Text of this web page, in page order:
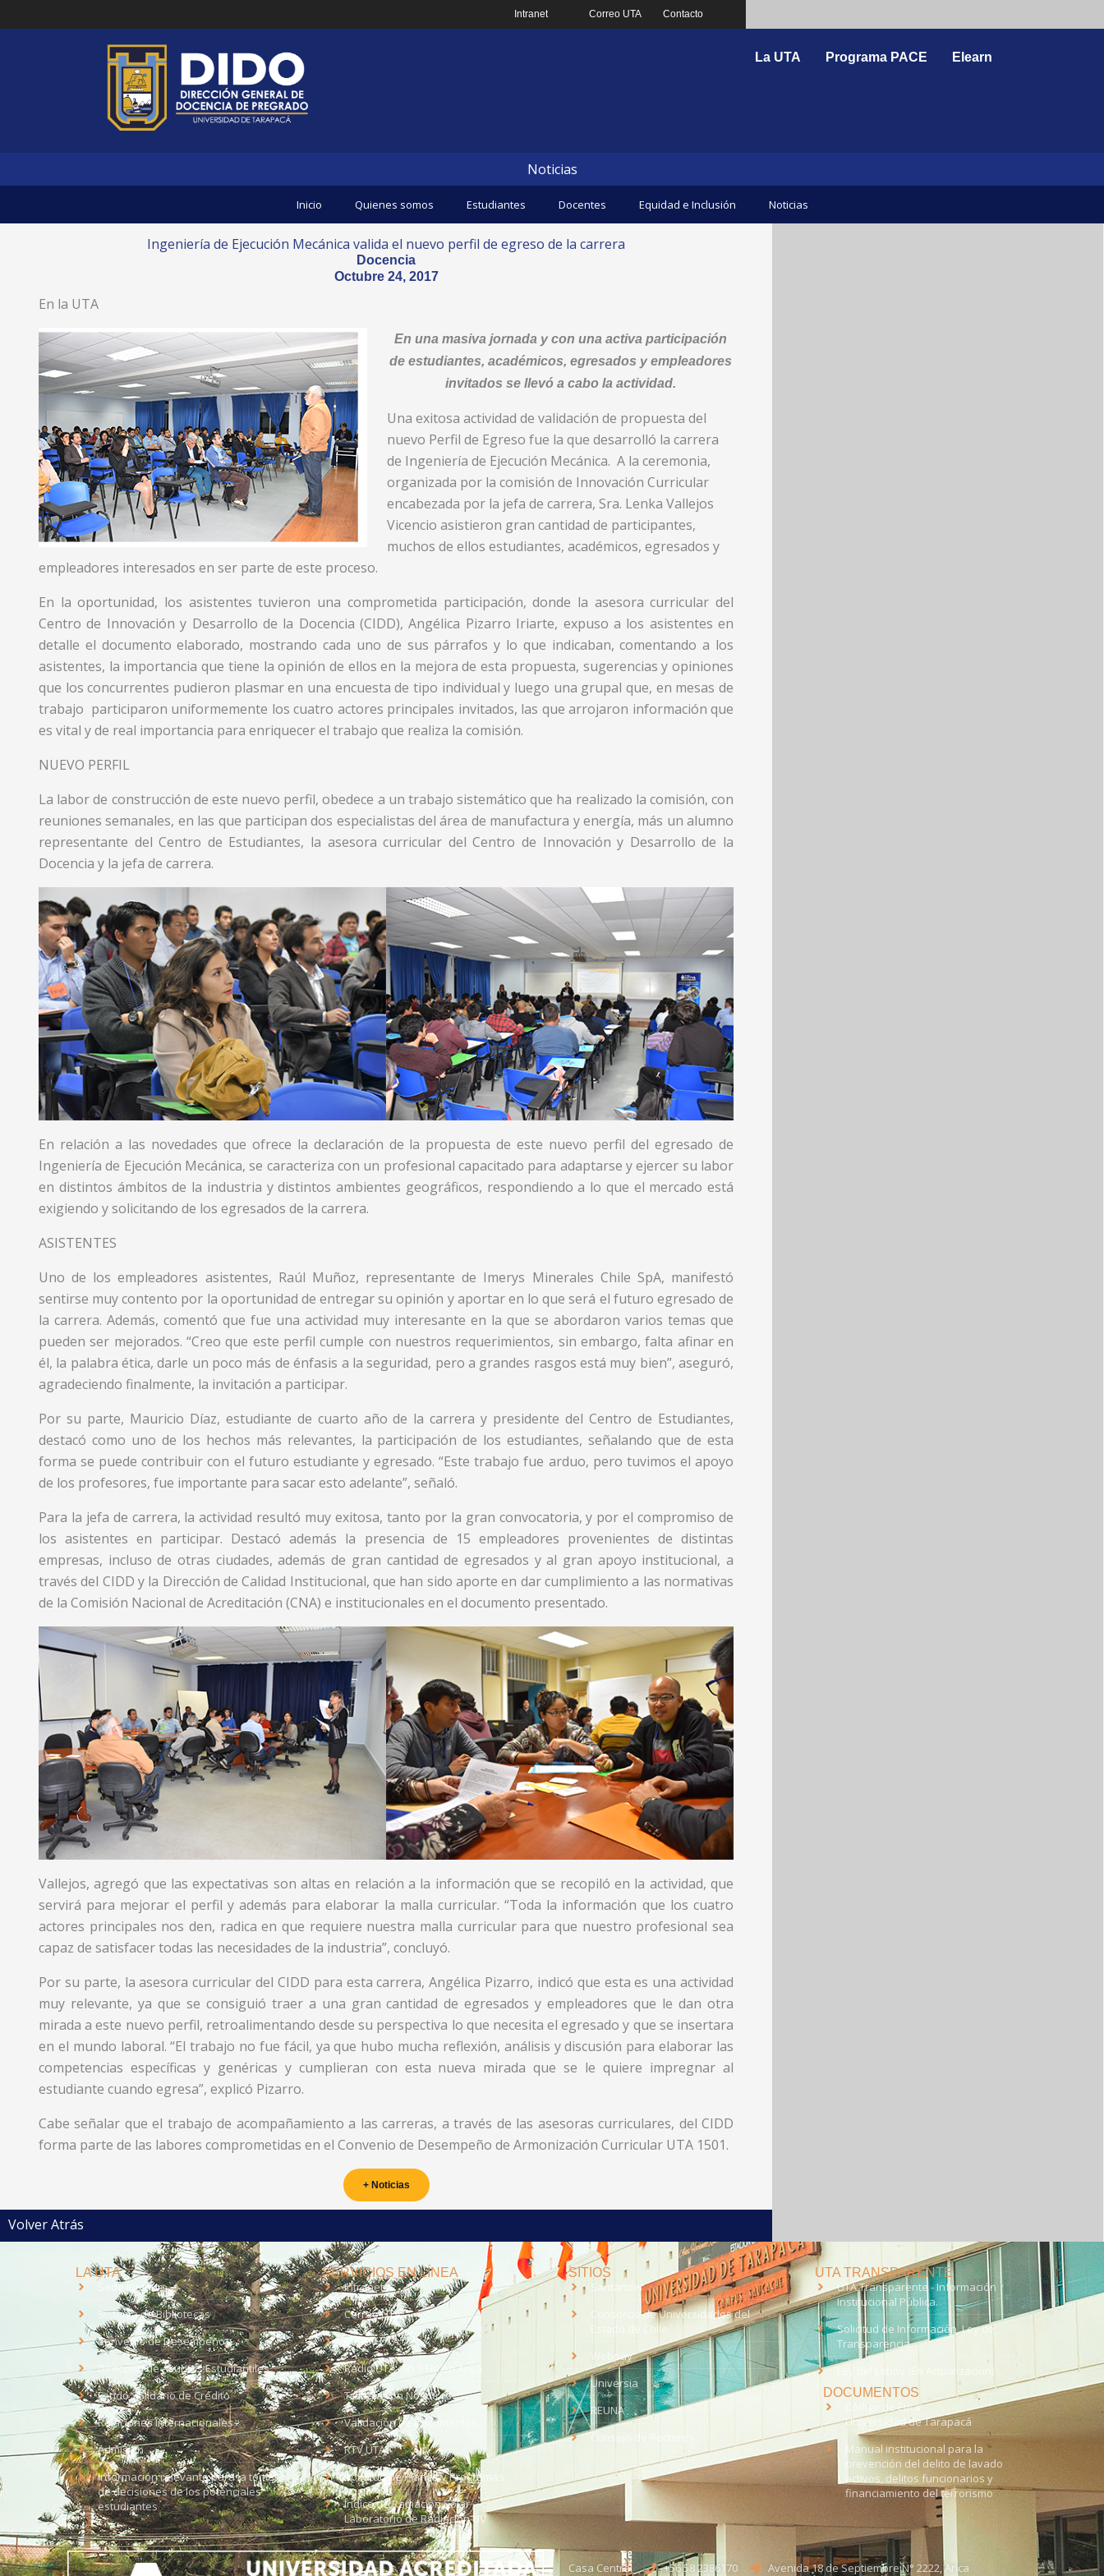
al
Intranet Correo UTA Contacto
La UTA Programa PACE Elearn
Noticias
Inicio Quienes somos Estudiantes Docentes Equidad e Inclusión Noticias
Ingeniería de Ejecución Mecánica valida el nuevo perfil de egreso de la carrera
Docencia
Octubre 24, 2017
En la UTA
En una masiva jornada y con una activa participación
de estudiantes, académicos, egresados y empleadores
invitados se llevó a cabo la actividad.
Una exitosa actividad de validación de propuesta del
nuevo Perfil de Egreso fue la que desarrolló la carrera
de Ingeniería de Ejecución Mecánica. A la ceremonia,
organizada por la comisión de Innovación Curricular
encabezada por la jefa de carrera, Sra. Lenka Vallejos
Vicencio asistieron gran cantidad de participantes,
muchos de ellos estudiantes, académicos, egresados y
empleadores interesados en ser parte de este proceso.
En la oportunidad, los asistentes tuvieron una comprometida participación, donde la asesora curricular del
Centro de Innovación y Desarrollo de la Docencia (CIDD), Angélica Pizarro Iriarte, expuso a los asistentes en
detalle el documento elaborado, mostrando cada uno de sus párrafos y lo que indicaban, comentando a los
asistentes, la importancia que tiene la opinión de ellos en la mejora de esta propuesta, sugerencias y opiniones
que los concurrentes pudieron plasmar en una encuesta de tipo individual y luego una grupal que, en mesas de
trabajo participaron uniformemente los cuatro actores principales invitados, las que arrojaron información que
es vital y de real importancia para enriquecer el trabajo que realiza la comisión.
NUEVO PERFIL
La labor de construcción de este nuevo perfil, obedece a un trabajo sistemático que ha realizado la comisión, con
reuniones semanales, en las que participan dos especialistas del área de manufactura y energía, más un alumno
representante del Centro de Estudiantes, la asesora curricular del Centro de Innovación y Desarrollo de la
Docencia y la jefa de carrera.
En relación a las novedades que ofrece la declaración de la propuesta de este nuevo perfil del egresado de
Ingeniería de Ejecución Mecánica, se caracteriza con un profesional capacitado para adaptarse y ejercer su labor
en distintos ámbitos de la industria y distintos ambientes geográficos, respondiendo a lo que el mercado está
exigiendo y solicitando de los egresados de la carrera.
ASISTENTES
Uno de los empleadores asistentes, Raúl Muñoz, representante de Imerys Minerales Chile SpA, manifestó
sentirse muy contento por la oportunidad de entregar su opinión y aportar en lo que será el futuro egresado de
la carrera. Además, comentó que fue una actividad muy interesante en la que se abordaron varios temas que
pueden ser mejorados. “Creo que este perfil cumple con nuestros requerimientos, sin embargo, falta afinar en
él, la palabra ética, darle un poco más de énfasis a la seguridad, pero a grandes rasgos está muy bien”, aseguró,
agradeciendo finalmente, la invitación a participar.
Por su parte, Mauricio Díaz, estudiante de cuarto año de la carrera y presidente del Centro de Estudiantes,
destacó como uno de los hechos más relevantes, la participación de los estudiantes, señalando que de esta
forma se puede contribuir con el futuro estudiante y egresado. “Este trabajo fue arduo, pero tuvimos el apoyo
de los profesores, fue importante para sacar esto adelante”, señaló.
Para la jefa de carrera, la actividad resultó muy exitosa, tanto por la gran convocatoria, y por el compromiso de
los asistentes en participar. Destacó además la presencia de 15 empleadores provenientes de distintas
empresas, incluso de otras ciudades, además de gran cantidad de egresados y al gran apoyo institucional, a
través del CIDD y la Dirección de Calidad Institucional, que han sido aporte en dar cumplimiento a las normativas
de la Comisión Nacional de Acreditación (CNA) e institucionales en el documento presentado.
Vallejos, agregó que las expectativas son altas en relación a la información que se recopiló en la actividad, que
servirá para mejorar el perfil y además para elaborar la malla curricular. “Toda la información que los cuatro
actores principales nos den, radica en que requiere nuestra malla curricular para que nuestro profesional sea
capaz de satisfacer todas las necesidades de la industria”, concluyó.
Por su parte, la asesora curricular del CIDD para esta carrera, Angélica Pizarro, indicó que esta es una actividad
muy relevante, ya que se consiguió traer a una gran cantidad de egresados y empleadores que le dan otra
mirada a este nuevo perfil, retroalimentando desde su perspectiva lo que necesita el egresado y que se insertara
en el mundo laboral. “El trabajo no fue fácil, ya que hubo mucha reflexión, análisis y discusión para elaborar las
competencias específicas y genéricas y cumplieran con esta nueva mirada que se le quiere impregnar al
estudiante cuando egresa”, explicó Pizarro.
Cabe señalar que el trabajo de acompañamiento a las carreras, a través de las asesoras curriculares, del CIDD
forma parte de las labores comprometidas en el Convenio de Desempeño de Armonización Curricular UTA 1501.
+ Noticias
Volver Atrás
LA UTA
Sede Iquique
Sistema de Bibliotecas
Convenio de Desempeño
Dirección de Asuntos Estudiantiles
Fondo Solidario de Crédito
Relaciones Internacionales
Admisión
Información relevante para la toma
de decisiones de los potenciales
estudiantes
SERVICIOS EN LÍNEA
Intranet
Correo UTA
EUDEV UTAmed
Radio UTA - 95.9 FM en Arica
Trabaja con Nosotros
Validación de Documentos
RTV UTA
Solicitud de Planes y Programas
Índice de Radiación Solar -
Laboratorio de Radiación UV
SITIOS
Santander
Consorcio de Universidades del
Estado de Chile
Webpay
Universia
REUNA
UTA TRANSPARENTE
UTA Transparente - Información
Institucional Pública.
Solicitud de Información, Ley de
Transparencia
Ley del Lobby (En Actualización)
DOCUMENTOS
Código de Ética
Universidad de Tarapacá
Manual institucional para la
prevención del delito de lavado
activos, delitos funcionarios y
financiamiento del terrorismo
Casa Central +56 58 2386170 Avenida 18 de Septiembre N° 2222, Arica